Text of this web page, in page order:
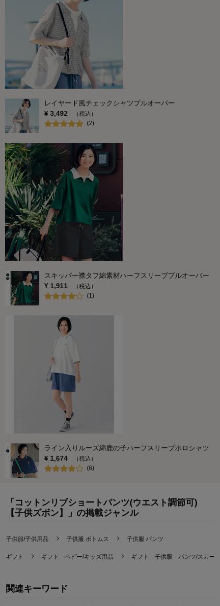
レイヤード風チェックシャツプルオーバー
¥ 3,492
（税込）
(2)
スキッパー襟タフ綿素材ハーフスリーブプルオーバー
¥ 1,911
（税込）
(1)
ライン入りルーズ綿鹿の子ハーフスリーブポロシャツ
¥ 1,674
（税込）
(6)
「コットンリブショートパンツ(ウエスト調節可)
【子供ズボン】」の掲載ジャンル
子供服/子供用品 子供服 ボトムス 子供服 パンツ
ギフト ギフト ベビー/キッズ用品 ギフト 子供服 パンツ/スカー
関連キーワード